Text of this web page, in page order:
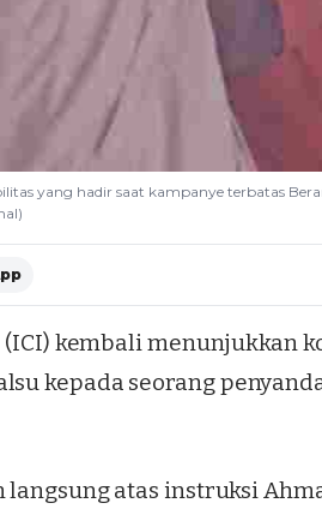
yang hadir saat kampanye terbatas
(ICI) kembali menunjukkan
kepada seorang
atas instruksi